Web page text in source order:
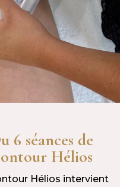
6 séances de
Hélios
Hélios intervient